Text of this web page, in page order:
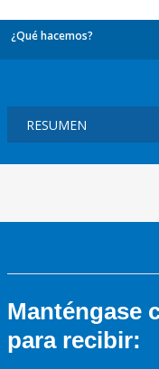
¿Qué hacemos?
Manténgase
para recibir: